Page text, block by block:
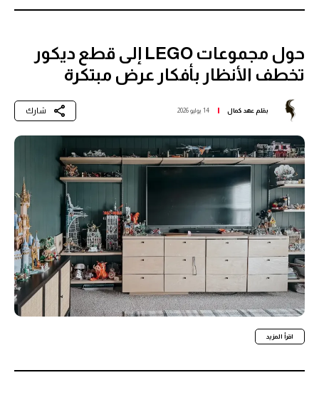
حول مجموعات LEGO إلى قطع ديكور
تخطف الأنظار بأفكار عرض مبتكرة
بقلم عهد كمال 14 يوليو 2026 شارك
اقرأ المزيد